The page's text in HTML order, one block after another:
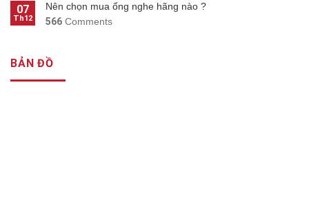
07
Th12
Nên chọn mua ống nghe hãng nào ?
566 Comments
BẢN ĐỒ